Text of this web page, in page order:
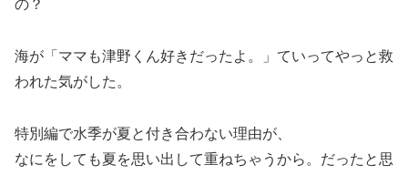
の？
海が「ママも津野くん好きだったよ。」ていってやっと救
われた気がした。
特別編で水季が夏と付き合わない理由が、
なにをしても夏を思い出して重ねちゃうから。だったと思